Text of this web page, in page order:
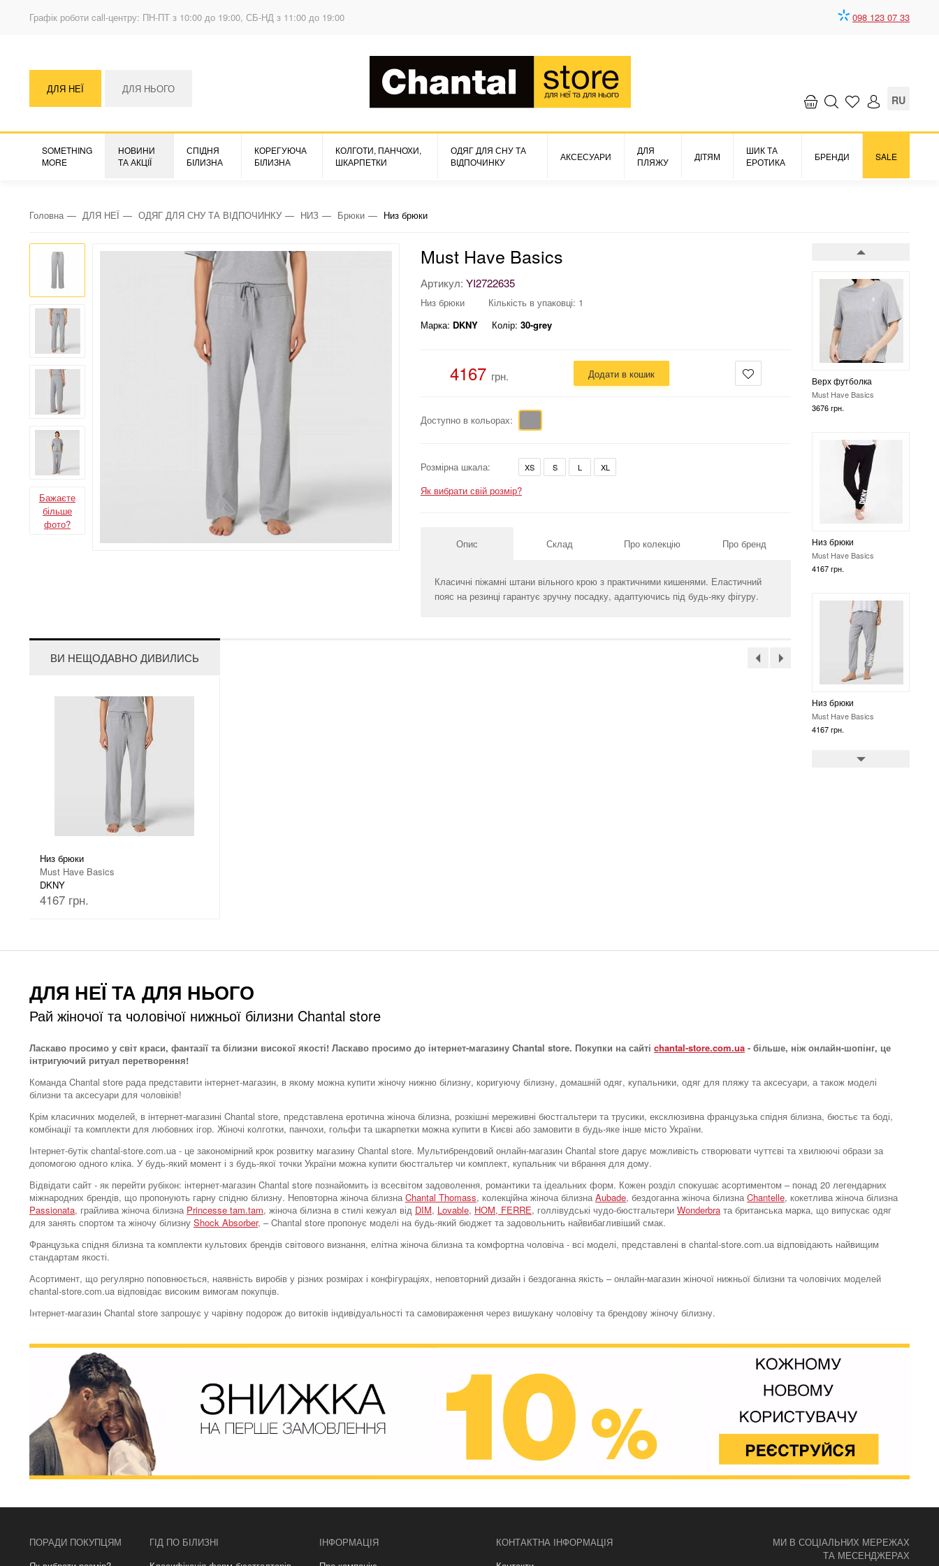
Графік роботи call-центру: ПН-ПТ з 10:00 до 19:00, СБ-НД з 11:00 до 19:00 098 123 07 33
ДЛЯ НЕЇ ДЛЯ НЬОГО
RU
SOMETHING
MORE
НОВИНИ
ТА АКЦІЇ
СПІДНЯ
БІЛИЗНА
КОРЕГУЮЧА
БІЛИЗНА
КОЛГОТИ, ПАНЧОХИ,
ШКАРПЕТКИ
ОДЯГ ДЛЯ СНУ ТА
ВІДПОЧИНКУ
АКСЕСУАРИ
ДЛЯ
ПЛЯЖУ
ДІТЯМ
ШИК ТА
ЕРОТИКА
БРЕНДИ SALE
Головна ДЛЯ НЕЇ ОДЯГ ДЛЯ СНУ ТА ВІДПОЧИНКУ НИЗ Брюки Низ брюки
Низ брюки
Must Have Basics
4167 грн.
Низ брюки
Must Have Basics
4167 грн.
Одяг для сну та
відпочинку комбінація
Must Have Basics
Must Have Basics
Одяг для сну та
відпочинку халат
Must Have Basics
Одяг для сну та
відпочинку халат
5953 грн.
Бажаєте
більше
фото?
Must Have Basics
Артикул: YI2722635
Низ брюки
Кількість в упаковці: 1
Марка: DKNY Колір: 30-grey
4167 грн. Додати в кошик
Доступно в кольорах:
Розмірна шкала: XS S L XL
Як вибрати свій розмір?
Опис Склад Про колекцію Про бренд
Класичні піжамні штани вільного крою з практичними кишенями. Еластичний
пояс на резинці гарантує зручну посадку, адаптуючись під будь-яку фігуру.
ВИ НЕЩОДАВНО ДИВИЛИСЬ
Низ брюки
Must Have Basics
DKNY
4167 грн.
ДЛЯ НЕЇ ТА ДЛЯ НЬОГО
Рай жіночої та чоловічої нижньої білизни Chantal store
Ласкаво просимо у світ краси, фантазії та білизни високої якості! Ласкаво просимо до інтернет-магазину Chantal store. Покупки на сайті chantal-store.com.ua - більше, ніж онлайн-шопінг, це
інтригуючий ритуал перетворення!
Команда Chantal store рада представити інтернет-магазин, в якому можна купити жіночу нижню білизну, коригуючу білизну, домашній одяг, купальники, одяг для пляжу та аксесуари, а також моделі
білизни та аксесуари для чоловіків!
Крім класичних моделей, в інтернет-магазині Chantal store, представлена ​​еротична жіноча білизна, розкішні мереживні бюстгальтери та трусики, ексклюзивна французька спідня білизна, бюстьє та боді,
комбінації та комплекти для любовних ігор. Жіночі колготки, панчохи, гольфи та шкарпетки можна купити в Києві або замовити в будь-яке інше місто України.
Інтернет-бутік chantal-store.com.ua - це закономірний крок розвитку магазину Chantal store. Мультибрендовий онлайн-магазин Chantal store дарує можливість створювати чуттєві та хвилюючі образи за
допомогою одного кліка. У будь-який момент і з будь-якої точки України можна купити бюстгальтер чи комплект, купальник чи вбрання для дому.
Відвідати сайт - як перейти рубікон: інтернет-магазин Chantal store познайомить із всесвітом задоволення, романтики та ідеальних форм. Кожен розділ спокушає асортиментом – понад 20 легендарних
міжнародних брендів, що пропонують гарну спідню білизну. Неповторна жіноча білизнаChantal Thomass, колекційна жіноча білизнаAubade, бездоганна жіноча білизнаChantelle, кокетлива жіноча білизна
Passionata, грайлива жіноча білизна Princesse tam.tam, жіноча білизна в стилі кежуал від DIM, Lovable, HOM, FERRE, голлівудські чудо-бюстгальтери Wonderbra та британська марка, що випускає одяг
для занять спортом та жіночу білизну Shock Absorber, – Chantal store пропонує моделі на будь-який бюджет та задовольнить найвибагливіший смак.
Французька спідня білизна та комплекти культових брендів світового визнання, елітна жіноча білизна та комфортна чоловіча - всі моделі, представлені в chantal-store.com.ua відповідають найвищим
стандартам якості.
Асортимент, що регулярно поповнюється, наявність виробів у різних розмірах і конфігураціях, неповторний дизайн і бездоганна якість – онлайн-магазин жіночої нижньої білизни та чоловічих моделей
chantal-store.com.ua відповідає високим вимогам покупців.
Інтернет-магазин Chantal store запрошує у чарівну подорож до витоків індивідуальності та самовираження через вишукану чоловічу та брендову жіночу білизну.
ПОРАДИ ПОКУПЦЯМ
ГІД ПО БІЛИЗНІ
ІНФОРМАЦІЯ
КОНТАКТНА ІНФОРМАЦІЯ
МИ В СОЦІАЛЬНИХ МЕРЕЖАХ
ТА МЕСЕНДЖЕРАХ